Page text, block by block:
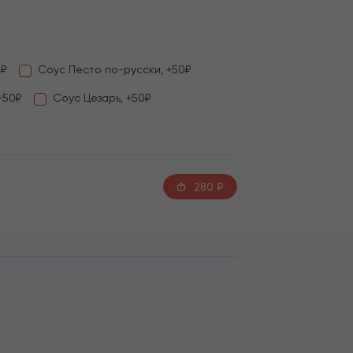
Соус Песто по-русски, +50₽
Соус Цезарь, +50₽
280 ₽